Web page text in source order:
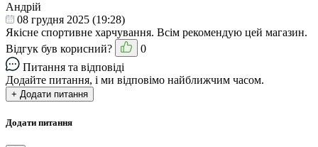
Андрій
08 грудня 2025 (19:28)
Якісне спортивне харчування. Всім рекомендую цей магазин.
Відгук був корисний?
0
Питання та відповіді
Додайте питання, і ми відповімо найближчим часом.
+ Додати питання
Додати питання